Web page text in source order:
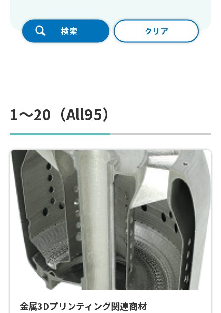
1～20（All95）
金属3Dプリンティング関連商材